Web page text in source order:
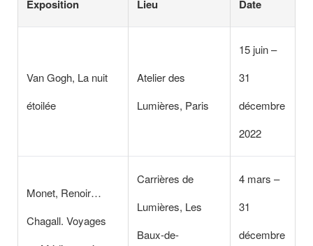
Exposition Lieu Date
Van Gogh, La nuit
étoilée
Atelier des
Lumières, Paris
15 juin –
31
décembre
2022
Monet, Renoir…
Chagall. Voyages
Carrières de
Lumières, Les
Baux-de-
4 mars –
31
décembre